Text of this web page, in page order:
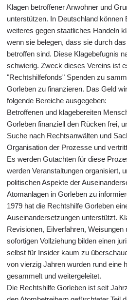
Klagen betroffener Anwohner und
unterstützen. In Deutschland können
weiteres gegen staatliches Handeln
wenn sie belegen, dass sie durch
betroffen sind. Diese Klagebefugnis
schwierig. Zweck dieses Vereins ist
"Rechtshilfefonds" Spenden zu
Gorleben zu finanzieren. Das Geld
folgende Bereiche ausgegeben:
Betroffenen und klagebereiten
Gorleben finanziell den Rücken frei,
Suche nach Rechtsanwälten und
Organisation der Prozesse und
Es werden Gutachten für diese
werden Veranstaltungen organisiert,
politischen Aspekte der
Atomanlagen in Gorleben zu
1979 hat die Rechtshilfe Gorleben
Auseinandersetzungen unterstützt.
Revisionen, Eilverfahren, Weisungen
sofortigen Vollziehung bilden einen
selbst für Insider kaum zu
von vierzig Jahren wurden rund eine
gesammelt und weitergeleitet.
Die Rechtshilfe Gorleben ist seit